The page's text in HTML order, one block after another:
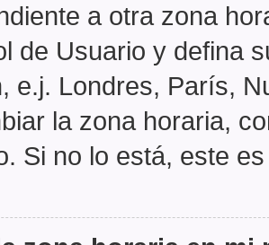
a otra zona
de Usuario y defina
e.j. Londres, París,
la zona horaria,
Si no lo está, este